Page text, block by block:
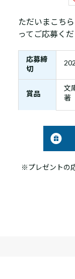
ただいまこち
ってご応募くだ
応募締
切
賞品
文
著
※プレゼントの